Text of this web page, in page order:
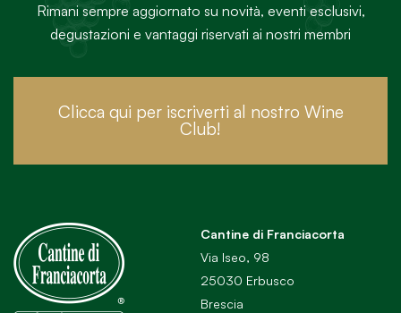
Rimani sempre aggiornato su novità, eventi esclusivi,
degustazioni e vantaggi riservati ai nostri membri
Clicca qui per iscriverti al nostro Wine
Club!
Cantine di Franciacorta
Via Iseo, 98
25030 Erbusco
Brescia